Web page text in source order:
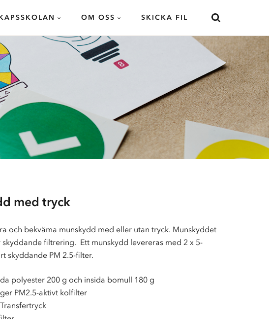
OM OSS SKICKA FIL
med tryck
och bekväma munskydd med eller utan tryck. Munskyddet
skyddande filtrering. Ett munskydd levereras med 2 x 5-
skyddande PM 2.5-filter.
polyester 200 g och insida bomull 180 g
PM2.5-aktivt kolfilter
Transfertryck